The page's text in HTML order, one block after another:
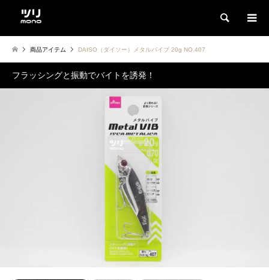
検索
商品アイテム DAISO（ダイソー）メタルバイブ 20g NO.407
フラッシングと振動でバイトを誘発！